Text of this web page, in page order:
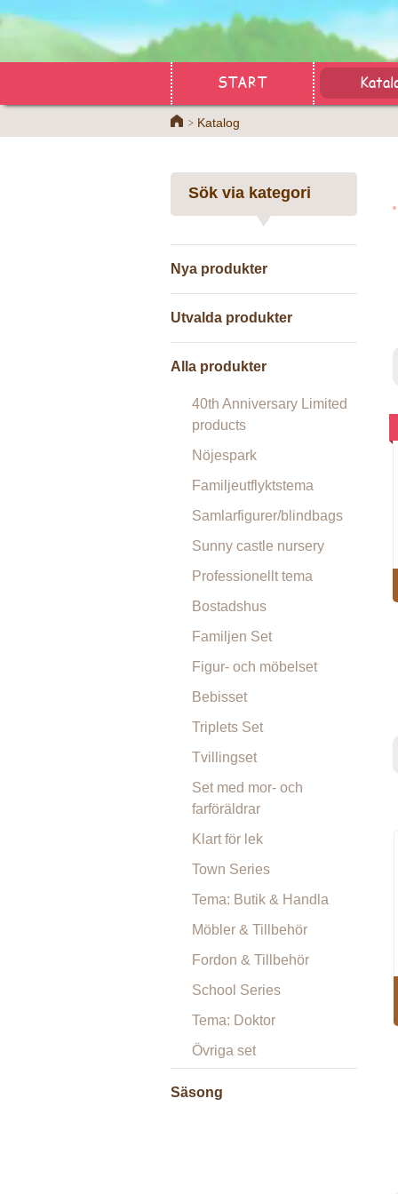
START
HomeKatalog
Sök via kategori
Nya produkter
Utvalda produkter
Alla produkter
40th Anniversary Limited
products
Nöjespark
Familjeutflyktstema
Samlarfigurer/blindbags
Sunny castle nursery
Professionellt tema
Bostadshus
Familjen Set
Figur- och möbelset
Bebisset
Triplets Set
Tvillingset
Set med mor- och
farföräldrar
Klart för lek
Town Series
Tema: Butik & Handla
Möbler & Tillbehör
Fordon & Tillbehör
School Series
Tema: Doktor
Övriga set
Säsong